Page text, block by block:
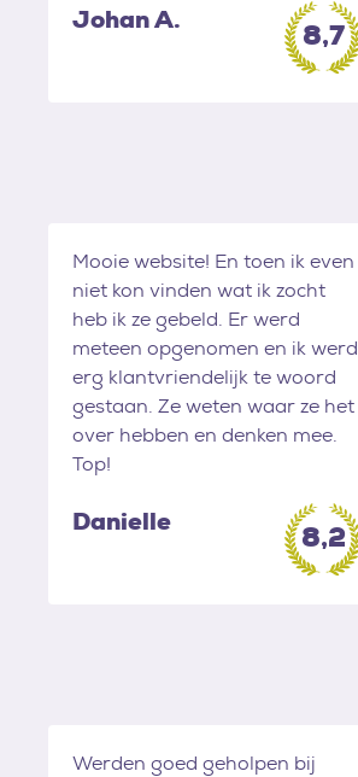
Johan A. 8,7
Mooie website! En toen ik even
niet kon vinden wat ik zocht
heb ik ze gebeld. Er werd
meteen opgenomen en ik werd
erg klantvriendelijk te woord
gestaan. Ze weten waar ze het
over hebben en denken mee.
Top!
Danielle 8,2
Werden goed geholpen bij